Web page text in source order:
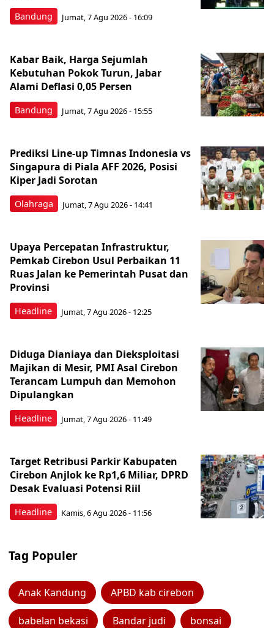
Bandung Jumat, 7 Agu 2026 - 16:09
Bandung
Kabar Baik, Harga Sejumlah
Kebutuhan Pokok Turun, Jabar
Alami Deflasi 0,05 Persen
Jumat, 7 Agu 2026 - 15:55
Olahraga
Prediksi Line-up Timnas Indonesia vs
Singapura di Piala AFF 2026, Posisi
Kiper Jadi Sorotan
Jumat, 7 Agu 2026 - 14:41
Headline
Upaya Percepatan Infrastruktur,
Pemkab Cirebon Usul Perbaikan 11
Ruas Jalan ke Pemerintah Pusat dan
Provinsi
Jumat, 7 Agu 2026 - 12:25
Headline
Diduga Dianiaya dan Dieksploitasi
Majikan di Mesir, PMI Asal Cirebon
Terancam Lumpuh dan Memohon
Dipulangkan
Jumat, 7 Agu 2026 - 11:49
Headline
Target Retribusi Parkir Kabupaten
Cirebon Anjlok ke Rp1,6 Miliar, DPRD
Desak Evaluasi Potensi Riil
Kamis, 6 Agu 2026 - 11:56
Tag Populer
Anak Kandung APBD kab cirebon
babelan bekasi Bandar judi bonsai